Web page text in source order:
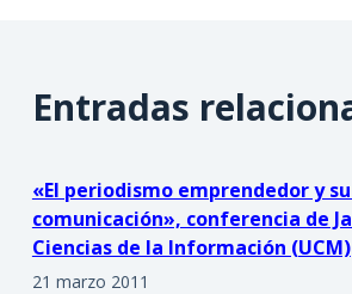
Entradas
«El periodismo emprendedor y
comunicación», conferencia de
Ciencias de la Información (UCM)
21 marzo 2011